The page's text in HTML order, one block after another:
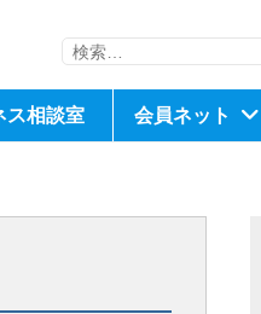
検
ス相談室 会員ネット